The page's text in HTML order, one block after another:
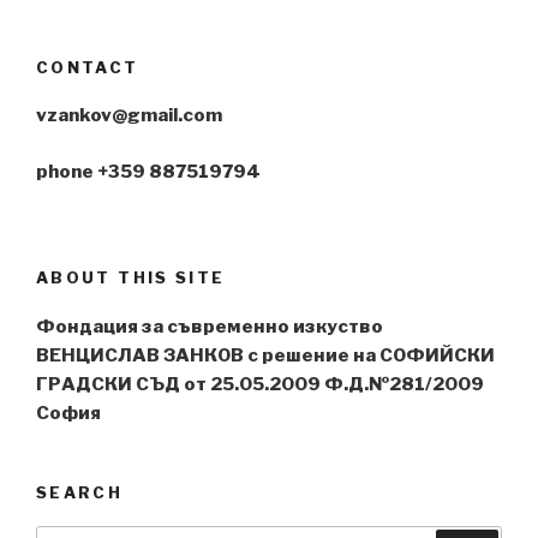
CONTACT
vzankov@gmail.com
phone +359 887519794
ABOUT THIS SITE
Фондация за съвременно изкуство
ВЕНЦИСЛАВ ЗАНКОВ с решение на СОФИЙСКИ
ГРАДСКИ СЪД от 25.05.2009 Ф.Д.№281/2009
София
SEARCH